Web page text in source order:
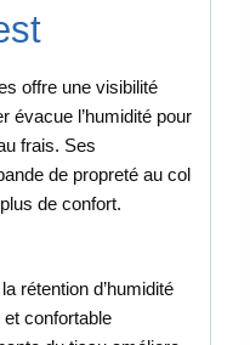
offre une visibilité
évacue l’humidité pour
frais. Ses
de propreté au col
de confort.
rétention d’humidité
confortable